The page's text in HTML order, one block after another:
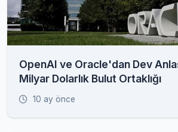
OpenAI ve Oracle'dan Dev
Milyar Dolarlık Bulut Ortaklığı
10 ay önce